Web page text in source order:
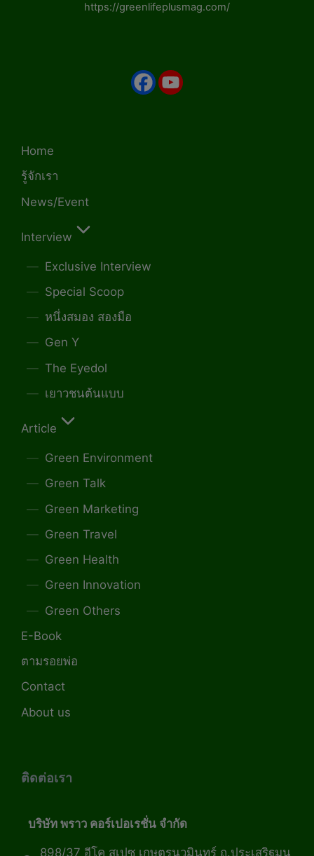
https://greenlifeplusmag.com/
Home
รู้จักเรา
News/Event
Interview
Exclusive Interview
Special Scoop
หนึ่งสมอง สองมือ
Gen Y
The Eyedol
เยาวชนต้นแบบ
Article
Green Environment
Green Talk
Green Marketing
Green Travel
Green Health
Green Innovation
Green Others
E-Book
ตามรอยพ่อ
Contact
About us
ติดต่อเรา
บริษัท พราว คอร์เปอเรชั่น จำกัด
898/37 อีโค สเปซ เกษตรนวมินทร์ ถ.ประเสริฐมนู